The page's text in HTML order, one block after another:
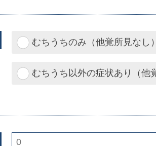
むちうちのみ（他覚所見なし）
むちうち以外の症状あり（他